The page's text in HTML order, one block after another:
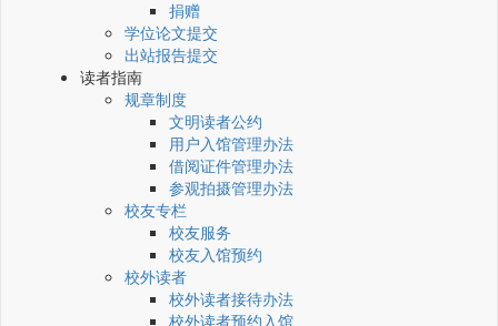
捐赠
学位论文提交
出站报告提交
读者指南
规章制度
文明读者公约
用户入馆管理办法
借阅证件管理办法
参观拍摄管理办法
校友专栏
校友服务
校友入馆预约
校外读者
校外读者接待办法
校外读者预约入馆